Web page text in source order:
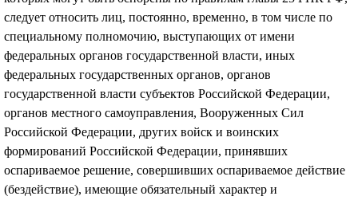
следует относить лиц, постоянно, временно, в том числе по
специальному полномочию, выступающих от имени
федеральных органов государственной власти, иных
федеральных государственных органов, органов
государственной власти субъектов Российской Федерации,
органов местного самоуправления, Вооруженных Сил
Российской Федерации, других войск и воинских
формирований Российской Федерации, принявших
оспариваемое решение, совершивших оспариваемое действие
(бездействие), имеющие обязательный характер и